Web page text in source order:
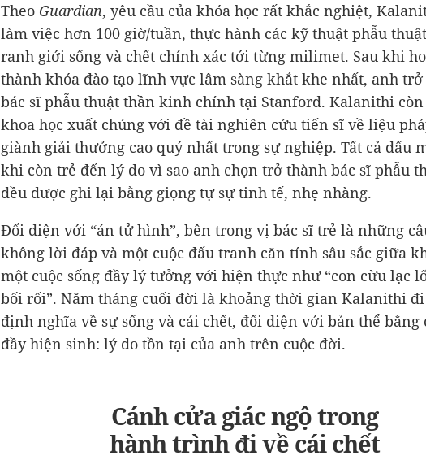
Theo Guardian, yêu cầu của khóa học rất khắc nghiệt,
làm việc hơn 100 giờ/tuần, thực hành các kỹ thuật phẫu
ranh giới sống và chết chính xác tới từng milimet. Sau khi
thành khóa đào tạo lĩnh vực lâm sàng khắt khe nhất, anh
bác sĩ phẫu thuật thần kinh chính tại Stanford. Kalanithi
khoa học xuất chúng với đề tài nghiên cứu tiến sĩ về liệu
giành giải thưởng cao quý nhất trong sự nghiệp. Tất cả dấu
khi còn trẻ đến lý do vì sao anh chọn trở thành bác sĩ phẫu
đều được ghi lại bằng giọng tự sự tinh tế, nhẹ nhàng.
Đối diện với “án tử hình”, bên trong vị bác sĩ trẻ là những
không lời đáp và một cuộc đấu tranh căn tính sâu sắc giữa
một cuộc sống đầy lý tưởng với hiện thực như “con cừu lạc
bối rối”. Năm tháng cuối đời là khoảng thời gian Kalanithi
định nghĩa về sự sống và cái chết, đối diện với bản thể bằng
đầy hiện sinh: lý do tồn tại của anh trên cuộc đời.
Cánh cửa giác ngộ trong
hành trình đi về cái chết